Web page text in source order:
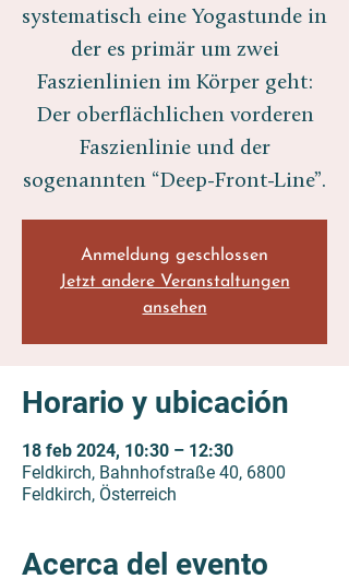
systematisch eine Yogastunde in
der es primär um zwei
Faszienlinien im Körper geht:
Der oberflächlichen vorderen
Faszienlinie und der
sogenannten “Deep-Front-Line”.
Anmeldung geschlossen
Jetzt andere Veranstaltungen
ansehen
Horario y ubicación
18 feb 2024, 10:30 – 12:30
Feldkirch, Bahnhofstraße 40, 6800
Feldkirch, Österreich
Acerca del evento